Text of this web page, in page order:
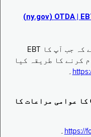
EBT
اپنی مراعات کی حفاظت کریں۔ سیکھیے کہ جب آپ کا EBT
کرنے کا طریقہ کیا
۔
ہمیں اپنی رائے سے آگاہ کریں! OTDA کا عوامی مراعات کا
https:// ۔